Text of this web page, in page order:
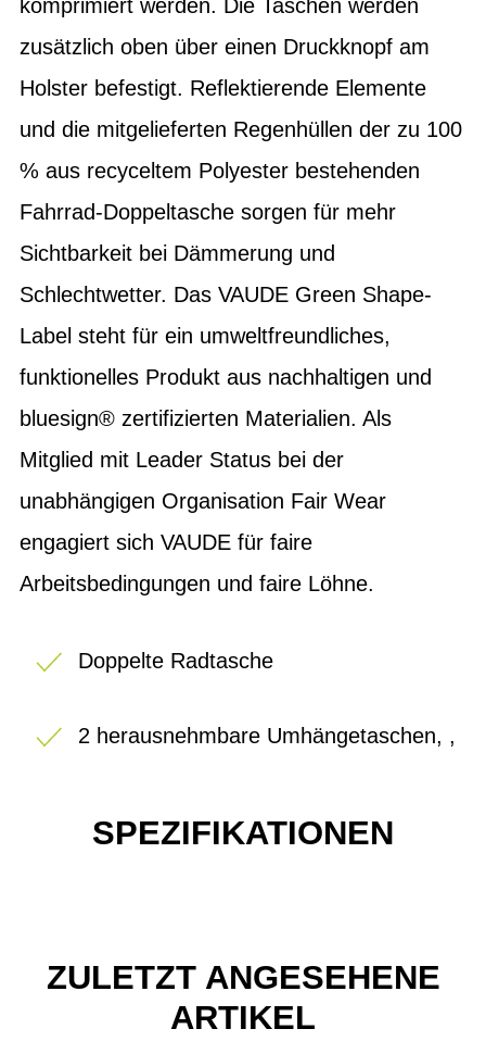
komprimiert werden. Die Taschen werden
zusätzlich oben über einen Druckknopf am
Holster befestigt. Reflektierende Elemente
und die mitgelieferten Regenhüllen der zu 100
% aus recyceltem Polyester bestehenden
Fahrrad-Doppeltasche sorgen für mehr
Sichtbarkeit bei Dämmerung und
Schlechtwetter. Das VAUDE Green Shape-
Label steht für ein umweltfreundliches,
funktionelles Produkt aus nachhaltigen und
bluesign® zertifizierten Materialien. Als
Mitglied mit Leader Status bei der
unabhängigen Organisation Fair Wear
engagiert sich VAUDE für faire
Arbeitsbedingungen und faire Löhne.
Doppelte Radtasche
2 herausnehmbare Umhängetaschen, ,
SPEZIFIKATIONEN
ZULETZT ANGESEHENE
ARTIKEL